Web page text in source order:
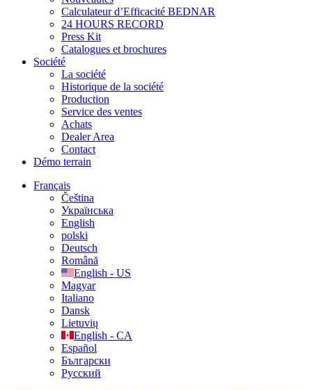
Calculateur d’Efficacité BEDNAR
24 HOURS RECORD
Press Kit
Catalogues et brochures
Société
La société
Historique de la société
Production
Service des ventes
Achats
Dealer Area
Contact
Démo terrain
Français
Čeština
Українська
English
polski
Deutsch
Română
English - US
Magyar
Italiano
Dansk
Lietuvių
English - CA
Español
Български
Русский